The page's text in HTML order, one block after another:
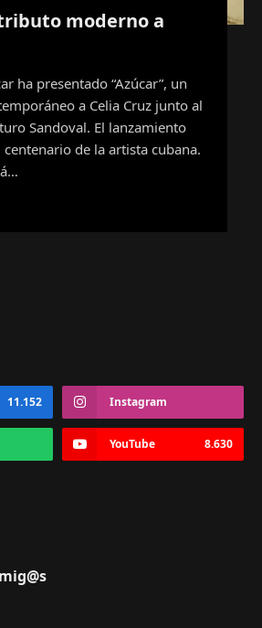
moderno a
ha presentado “Azúcar”, un
a Celia Cruz junto al
Sandoval. El lanzamiento
de la artista cubana.
11.152 Instagram
YouTube 8.630